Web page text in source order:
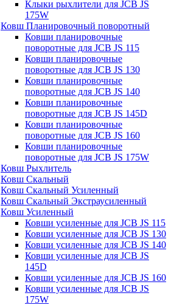
Клыки рыхлители для JCB JS
175W
Ковш Планировочный поворотный
Ковши планировочные
поворотные для JCB JS 115
Ковши планировочные
поворотные для JCB JS 130
Ковши планировочные
поворотные для JCB JS 140
Ковши планировочные
поворотные для JCB JS 145D
Ковши планировочные
поворотные для JCB JS 160
Ковши планировочные
поворотные для JCB JS 175W
Ковш Рыхлитель
Ковш Скальный
Ковш Скальный Усиленный
Ковш Скальный Экстраусиленный
Ковш Усиленный
Ковши усиленные для JCB JS 115
Ковши усиленные для JCB JS 130
Ковши усиленные для JCB JS 140
Ковши усиленные для JCB JS
145D
Ковши усиленные для JCB JS 160
Ковши усиленные для JCB JS
175W